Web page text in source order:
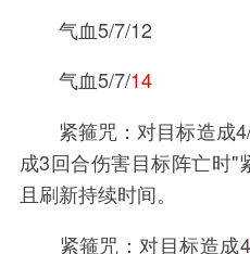
气血5/7/12
气血5/7/14
紧箍咒：对目标造成4/
成3回合伤害目标阵亡时"
且刷新持续时间。
紧箍咒：对目标造成